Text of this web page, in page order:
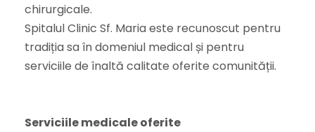
chirurgicale.
Spitalul Clinic Sf. Maria este recunoscut pentru
tradiția sa în domeniul medical și pentru
serviciile de înaltă calitate oferite comunității.
Serviciile medicale oferite